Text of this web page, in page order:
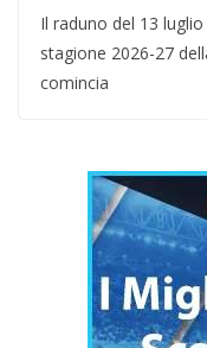
Il raduno del 13
stagione 2026-27
comincia